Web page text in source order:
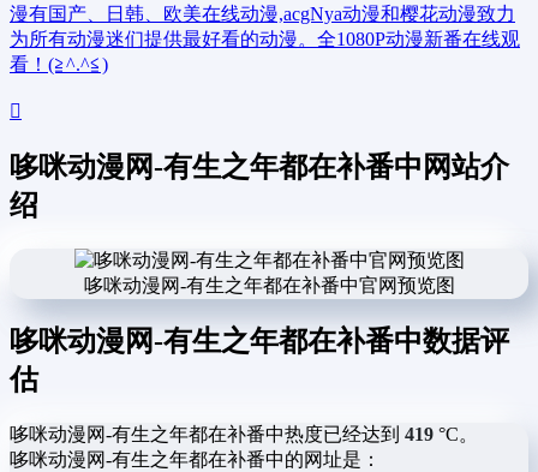
漫有国产、日韩、欧美在线动漫,acgNya动漫和樱花动漫致力
为所有动漫迷们提供最好看的动漫。全1080P动漫新番在线观
看！(≧^.^≦)
哆咪动漫网-有生之年都在补番中网站介
绍
哆咪动漫网-有生之年都在补番中官网预览图
哆咪动漫网-有生之年都在补番中数据评
估
哆咪动漫网-有生之年都在补番中热度已经达到 419 °C。
哆咪动漫网-有生之年都在补番中的网址是：